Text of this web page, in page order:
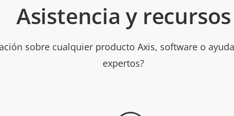
Asistencia y recursos
sobre cualquier producto Axis, software o
expertos?